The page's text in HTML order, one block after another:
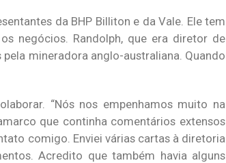
da BHP Billiton e da Vale. Ele tem
negócios. Randolph, que era diretor de
mineradora anglo-australiana. Quando
“Nós nos empenhamos muito na
que continha comentários extensos
comigo. Enviei várias cartas à diretoria
Acredito que também havia alguns